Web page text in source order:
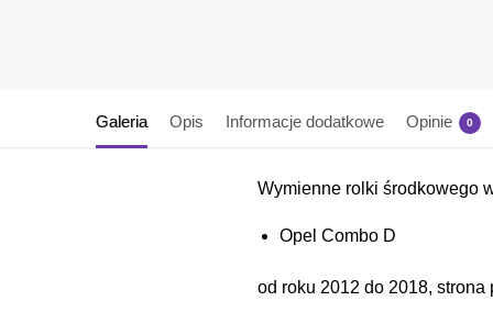
Galeria Opis Informacje dodatkowe Opinie 0
Wymienne rolki środkowego
Opel Combo D
od roku 2012 do 2018, strona